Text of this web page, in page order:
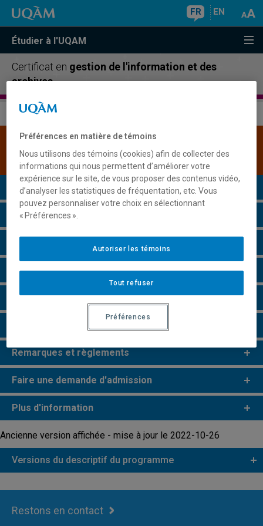
FR EN
Étudier à l'UQAM
Certificat en gestion de l'information et des
archives
disponible.Cliquez ici pour la consulter.
Présentation du programme
Conditions d'admission
Grille de cheminement
Particularités
Remarques et règlements
Faire une demande d'admission
Plus d'information
Ancienne version affichée - mise à jour le 2022-10-26
Versions du descriptif du programme
Restons en contact
Préférences en matière de témoins
Nous utilisons des témoins (cookies) afin de collecter des
informations qui nous permettent d’améliorer votre
expérience sur le site, de vous proposer des contenus vidéo,
d’analyser les statistiques de fréquentation, etc. Vous
pouvez personnaliser votre choix en sélectionnant
« Préférences ».
Tout refuser
Autoriser les témoins
Préférences